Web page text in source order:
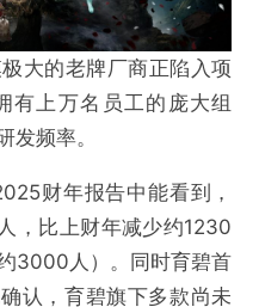
大的老牌厂商正陷入项
有上万名员工的庞大组
发频率。
财年报告中能看到，
，比上财年减少约1230
3000人）。同时育碧首
认，育碧旗下多款尚未